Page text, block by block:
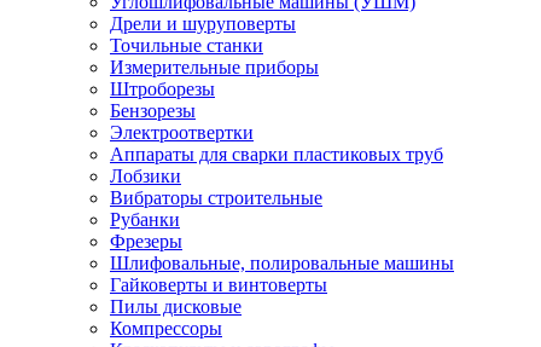
Дрели и шуруповерты
Точильные станки
Измерительные приборы
Штроборезы
Бензорезы
Электроотвертки
Аппараты для сварки пластиковых труб
Лобзики
Вибраторы строительные
Рубанки
Фрезеры
Шлифовальные, полировальные машины
Гайковерты и винтоверты
Пилы дисковые
Компрессоры